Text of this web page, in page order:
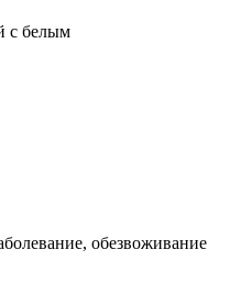
с белым
обезвоживание